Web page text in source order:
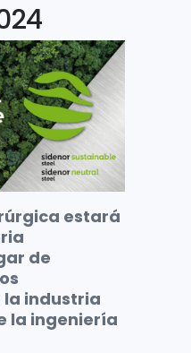
estará
de
la industria
la ingeniería